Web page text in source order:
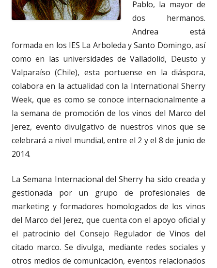
Pablo, la mayor de
dos hermanos.
Andrea está
formada en los IES La Arboleda y Santo Domingo, así
como en las universidades de Valladolid, Deusto y
Valparaíso (Chile), esta portuense en la diáspora,
colabora en la actualidad con la International Sherry
Week, que es como se conoce internacionalmente a
la semana de promoción de los vinos del Marco del
Jerez, evento divulgativo de nuestros vinos que se
celebrará a nivel mundial, entre el 2 y el 8 de junio de
2014.
La Semana Internacional del Sherry ha sido creada y
gestionada por un grupo de profesionales de
marketing y formadores homologados de los vinos
del Marco del Jerez, que cuenta con el apoyo oficial y
el patrocinio del Consejo Regulador de Vinos del
citado marco. Se divulga, mediante redes sociales y
otros medios de comunicación, eventos relacionados